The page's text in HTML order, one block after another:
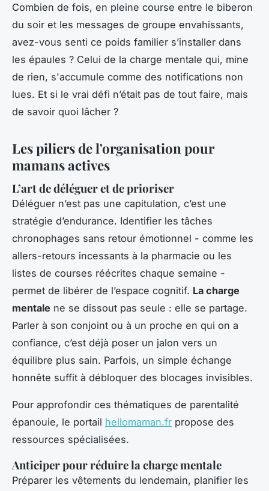
Combien de fois, en pleine course entre le biberon
du soir et les messages de groupe envahissants,
avez-vous senti ce poids familier s’installer dans
les épaules ? Celui de la charge mentale qui, mine
de rien, s'accumule comme des notifications non
lues. Et si le vrai défi n’était pas de tout faire, mais
de savoir quoi lâcher ?
Les piliers de l'organisation pour
mamans actives
L’art de déléguer et de prioriser
Déléguer n’est pas une capitulation, c’est une
stratégie d’endurance. Identifier les tâches
chronophages sans retour émotionnel - comme les
allers-retours incessants à la pharmacie ou les
listes de courses réécrites chaque semaine -
permet de libérer de l’espace cognitif. La charge
mentale ne se dissout pas seule : elle se partage.
Parler à son conjoint ou à un proche en qui on a
confiance, c’est déjà poser un jalon vers un
équilibre plus sain. Parfois, un simple échange
honnête suffit à débloquer des blocages invisibles.
Pour approfondir ces thématiques de parentalité
épanouie, le portail hellomaman.fr propose des
ressources spécialisées.
Anticiper pour réduire la charge mentale
Préparer les vêtements du lendemain, planifier les